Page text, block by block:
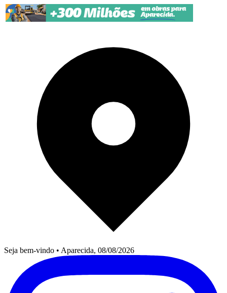
Pular para o conteúdo
Seja bem-vindo • Aparecida, 08/08/2026